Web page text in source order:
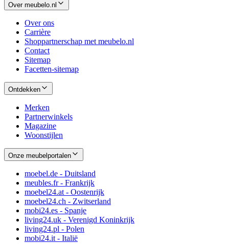
Over meubelo.nl
Over ons
Carrière
Shoppartnerschap met meubelo.nl
Contact
Sitemap
Facetten-sitemap
Ontdekken
Merken
Partnerwinkels
Magazine
Woonstijlen
Onze meubelportalen
moebel.de - Duitsland
meubles.fr - Frankrijk
moebel24.at - Oostenrijk
moebel24.ch - Zwitserland
mobi24.es - Spanje
living24.uk - Verenigd Koninkrijk
living24.pl - Polen
mobi24.it - Italië